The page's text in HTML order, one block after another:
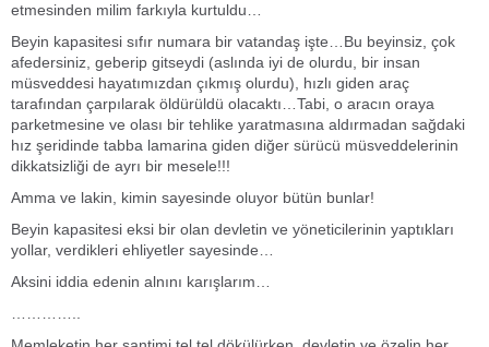
etmesinden milim farkıyla kurtuldu…
Beyin kapasitesi sıfır numara bir vatandaş işte…Bu beyinsiz, çok
afedersiniz, geberip gitseydi (aslında iyi de olurdu, bir insan
müsveddesi hayatımızdan çıkmış olurdu), hızlı giden araç
tarafından çarpılarak öldürüldü olacaktı…Tabi, o aracın oraya
parketmesine ve olası bir tehlike yaratmasına aldırmadan sağdaki
hız şeridinde tabba lamarina giden diğer sürücü müsveddelerinin
dikkatsizliği de ayrı bir mesele!!!
Amma ve lakin, kimin sayesinde oluyor bütün bunlar!
Beyin kapasitesi eksi bir olan devletin ve yöneticilerinin yaptıkları
yollar, verdikleri ehliyetler sayesinde…
Aksini iddia edenin alnını karışlarım…